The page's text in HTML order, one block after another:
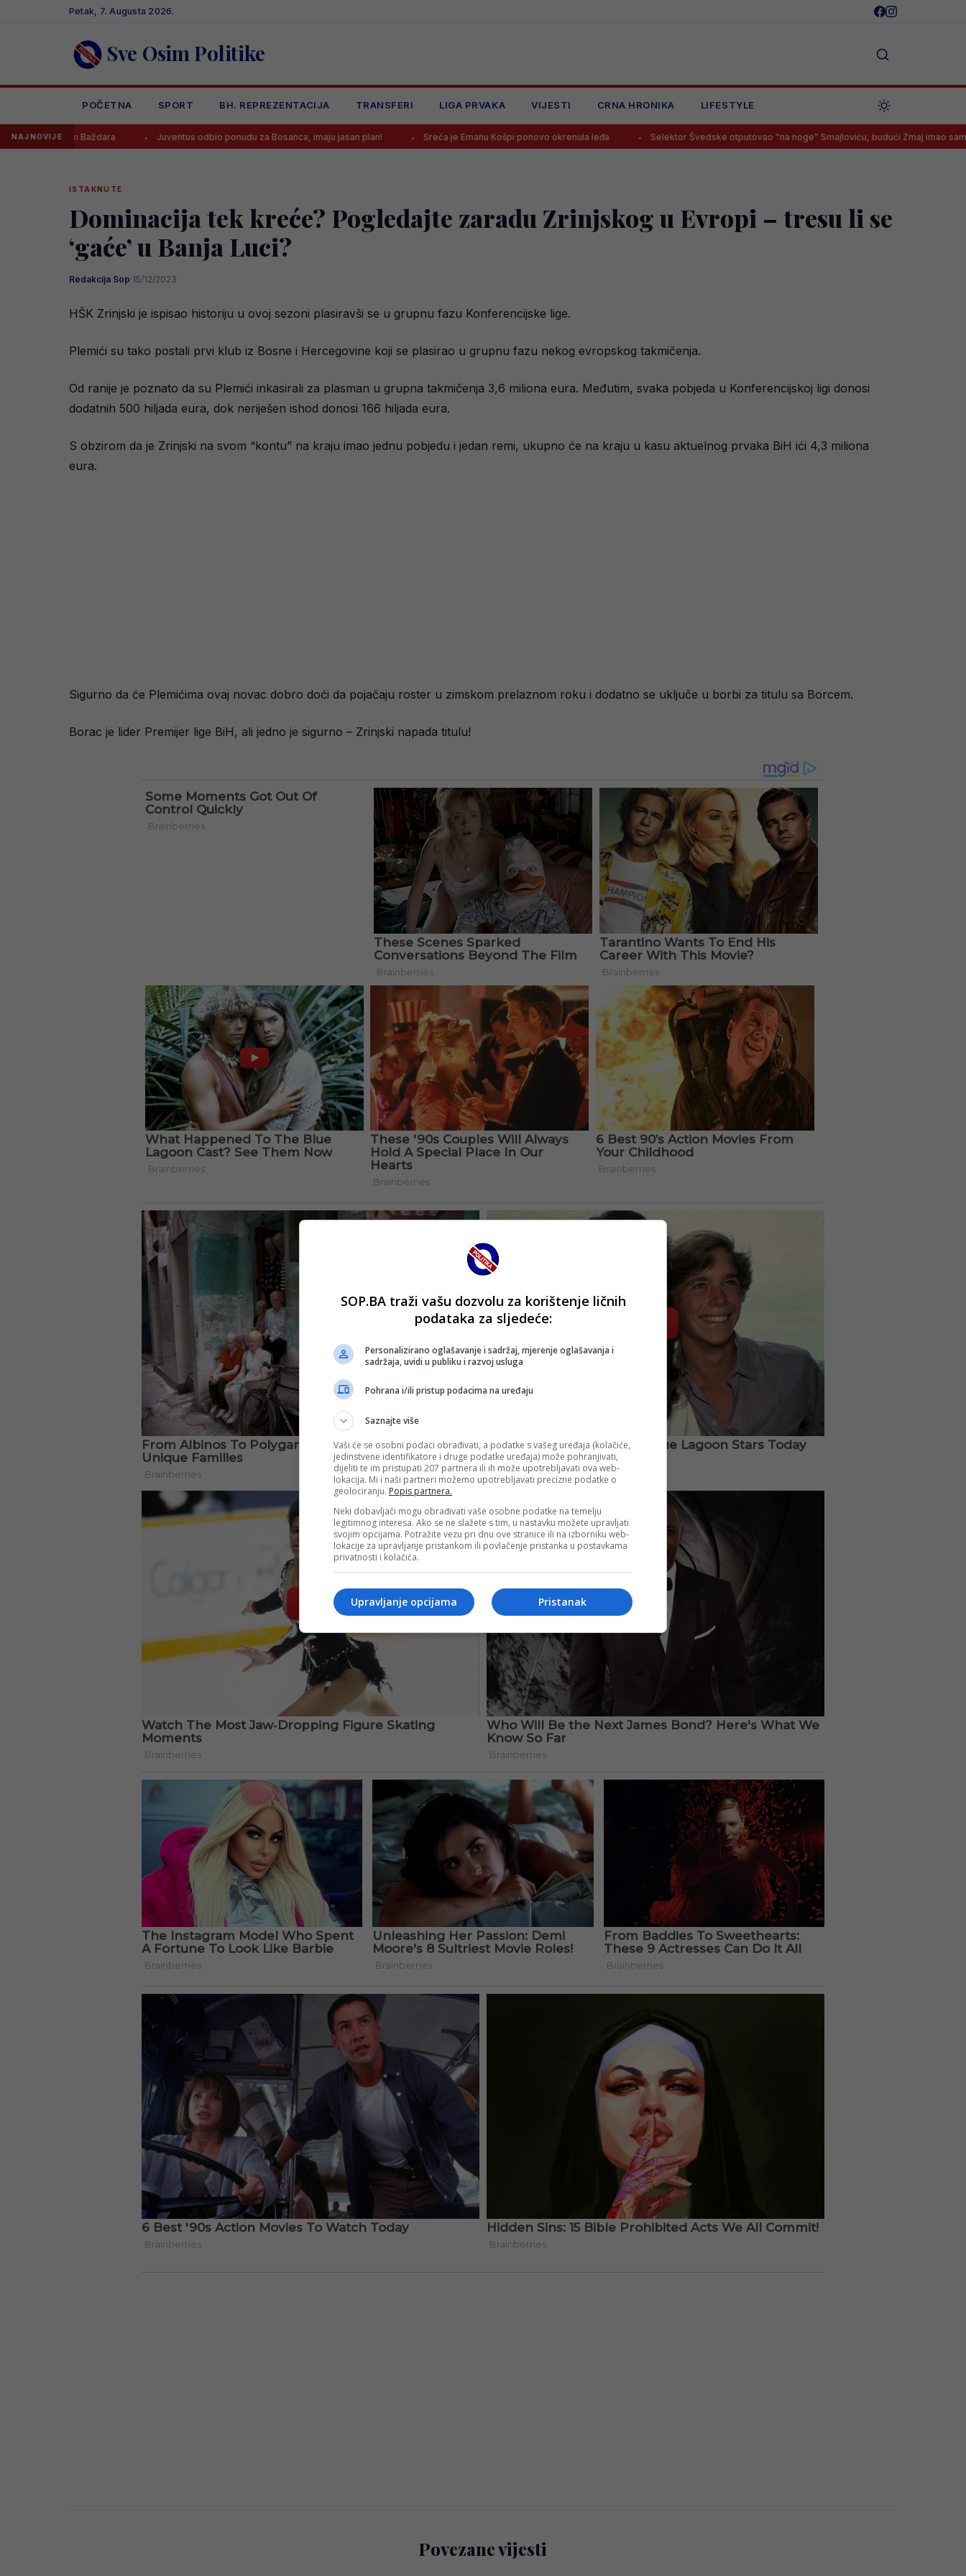
Petak, 7. Augusta 2026.
Sve Osim Politike
POČETNA SPORT BH. REPREZENTACIJA TRANSFERI LIGA PRVAKA VIJESTI CRNA HRONIKA LIFESTYLE
NAJNOVIJE
Baždara Juventus odbio ponudu za Bosanca, imaju jasan plan! Sreća je Emanu Košpi ponovo okrenula leđa Selektor Švedske otputovao “na noge” Smajloviću, budući Zmaj imao samo jedan
ISTAKNUTE
Dominacija tek kreće? Pogledajte zaradu Zrinjskog u Evropi – tresu li se
‘gaće’ u Banja Luci?
Redakcija Sop·15/12/2023
HŠK Zrinjski je ispisao historiju u ovoj sezoni plasiravši se u grupnu fazu Konferencijske lige.
Plemići su tako postali prvi klub iz Bosne i Hercegovine koji se plasirao u grupnu fazu nekog evropskog takmičenja.
Od ranije je poznato da su Plemići inkasirali za plasman u grupna takmičenja 3,6 miliona eura. Međutim, svaka pobjeda u Konferencijskoj ligi donosi
dodatnih 500 hiljada eura, dok neriješen ishod donosi 166 hiljada eura.
S obzirom da je Zrinjski na svom “kontu” na kraju imao jednu pobjedu i jedan remi, ukupno će na kraju u kasu aktuelnog prvaka BiH ići 4,3 miliona
eura.
Sigurno da će Plemićima ovaj novac dobro doći da pojačaju roster u zimskom prelaznom roku i dodatno se uključe u borbi za titulu sa Borcem.
Borac je lider Premijer lige BiH, ali jedno je sigurno – Zrinjski napada titulu!
Povezane vijesti
SOP.BA traži vašu dozvolu za korištenje ličnih
podataka za sljedeće:
Personalizirano oglašavanje i sadržaj, mjerenje oglašavanja i
sadržaja, uvidi u publiku i razvoj usluga
Pohrana i/ili pristup podacima na uređaju
Saznajte više
Vaši će se osobni podaci obrađivati, a podatke s vašeg uređaja (kolačiće,
jedinstvene identifikatore i druge podatke uređaja) može pohranjivati,
dijeliti te im pristupati 207 partnera ili ih može upotrebljavati ova web-
lokacija. Mi i naši partneri možemo upotrebljavati precizne podatke o
geolociranju. Popis partnera.
Neki dobavljači mogu obrađivati vaše osobne podatke na temelju
legitimnog interesa. Ako se ne slažete s tim, u nastavku možete upravljati
svojim opcijama. Potražite vezu pri dnu ove stranice ili na izborniku web-
lokacije za upravljanje pristankom ili povlačenje pristanka u postavkama
privatnosti i kolačića.
Pristanak
Upravljanje opcijama